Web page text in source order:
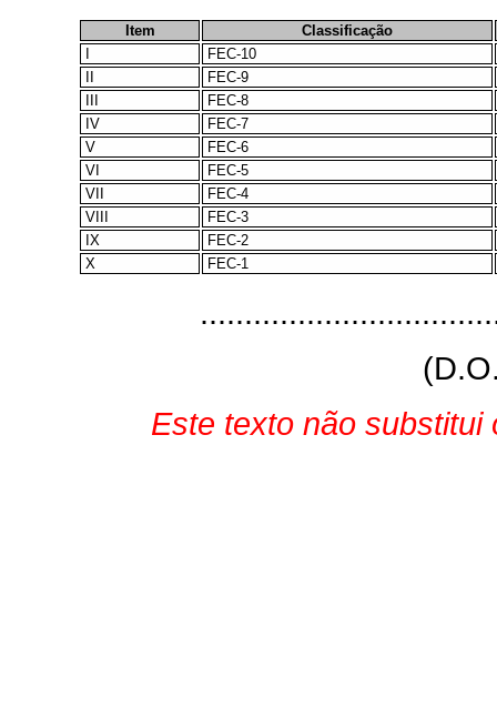
Item
Classificação
FEC-10
FEC-9
FEC-8
IV
FEC-7
V
FEC-6
VI
FEC-5
VII
FEC-4
VIII
FEC-3
IX
FEC-2
X
FEC-1
Este texto não